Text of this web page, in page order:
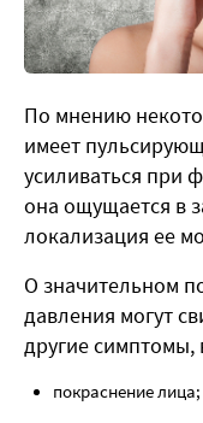
По мнению
имеет
усиливаться при
она ощущается в
локализация ее
О значительном
давления могут
другие симптомы,
покраснение лица;